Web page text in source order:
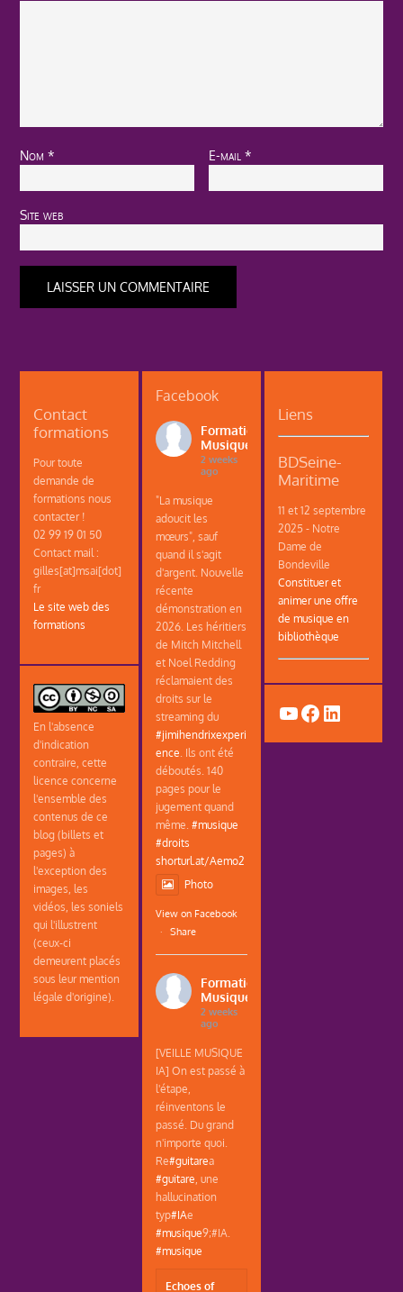
Nom* E-mail*
Site web
Contact
formations
Pour toute
demande de
formations nous
contacter !
02 99 19 01 50
Contact mail :
gilles[at]msai[dot]
fr
Le site web des
formations
En l'absence
d'indication
contraire, cette
licence concerne
l'ensemble des
contenus de ce
blog (billets et
pages) à
l'exception des
images, les
vidéos, les soniels
qui l'illustrent
(ceux-ci
demeurent placés
sous leur mention
légale d'origine).
Facebook
Formations
Musique
2 weeks
ago
"La musique
adoucit les
mœurs", sauf
quand il s'agit
d'argent. Nouvelle
récente
démonstration en
2026. Les héritiers
de Mitch Mitchell
et Noel Redding
réclamaient des
droits sur le
streaming du
#jimihendrixexperi
ence . Ils ont été
déboutés. 140
pages pour le
jugement quand
même.#musique
#droits
shorturl.at/Aemo2
Photo
View on Facebook
·
Share
Formations
Musique
2 weeks
ago
[VEILLE MUSIQUE
IA] On est passé à
l'étape,
réinventons le
passé. Du grand
n'importe quoi.
Re#guitarea
#guitare , une
hallucination
typ#IAe
#musique9;#IA.
#musique
Echoes of
Liens
BDSeine-
Maritime
11 et 12 septembre
2025 - Notre
Dame de
Bondeville
Constituer et
animer une offre
de musique en
bibliothèque
YouTube
Facebook
LinkedIn